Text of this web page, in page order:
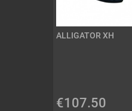
ALLIGATOR XH
€107.50